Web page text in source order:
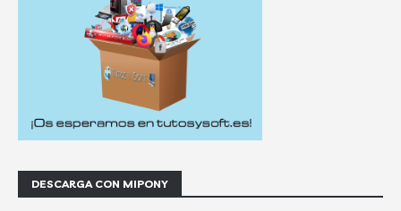
DESCARGA CON MIPONY